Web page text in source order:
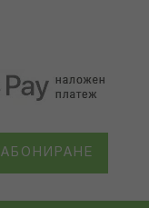
АБОНИРАНЕ